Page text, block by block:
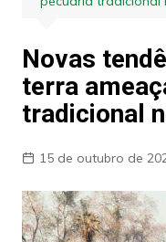
Novas
terra
tradicional
15 de outubro de